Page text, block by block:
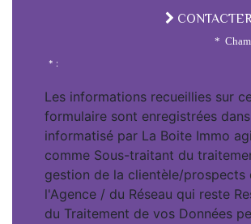
*
* :
Les informations recueillies sur
formulaire sont enregistrées
informatisé par La Boite Immo
comme Sous-traitant du
gestion de la clientèle/prospects
l'Agence / du Réseau qui reste
du Traitement de vos Données